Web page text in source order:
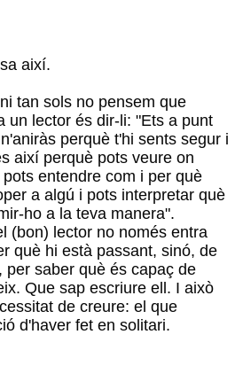
així.
tan sols no pensem que
un lector és dir-li: "Ets a punt
perquè t'hi sents segur i
així perquè pots veure on
entendre com i per què
a algú i pots interpretar què
ho a la teva manera".
(bon) lector no només entra
què hi està passant, sinó, de
per saber què és capaç de
Que sap escriure ell. I això
de creure: el que
d'haver fet en solitari.